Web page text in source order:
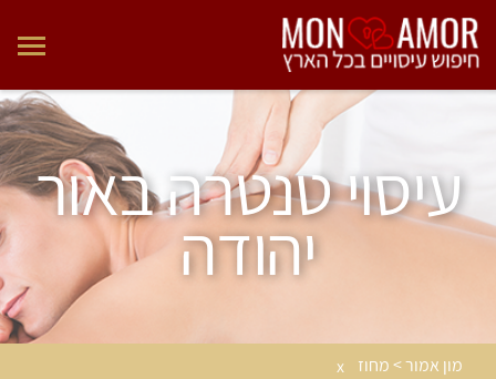
עיסוי טנטרה באור
יהודה
מון אמור > מחוז x